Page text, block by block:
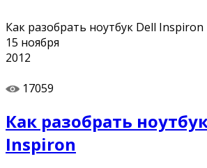
Как разобрать ноутбук Dell Inspiron
15 ноября
2012
17059
Как разобрать
Inspiron